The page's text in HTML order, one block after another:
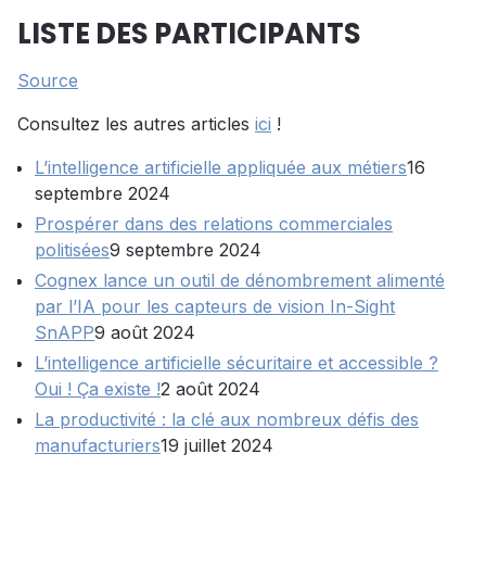
LISTE DES PARTICIPANTS
Source
Consultez les autres articles ici !
L’intelligence artificielle appliquée aux métiers16
septembre 2024
Prospérer dans des relations commerciales
politisées9 septembre 2024
Cognex lance un outil de dénombrement alimenté
par l’IA pour les capteurs de vision In-Sight
SnAPP9 août 2024
L’intelligence artificielle sécuritaire et accessible ?
Oui ! Ça existe !2 août 2024
La productivité : la clé aux nombreux défis des
manufacturiers19 juillet 2024